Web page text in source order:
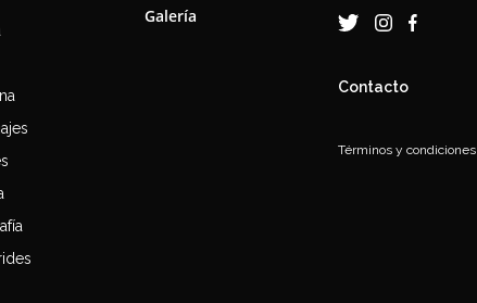
Galería
Contacto
Términos y condiciones